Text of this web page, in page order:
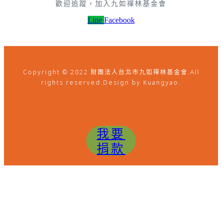
歡迎追蹤，加入九如禪林基金會
Line Facebook
Copyright © 2022 財團法人台北市九如禪林基金會.All
rights reserved.Design by Kuangyao.
我要
捐款